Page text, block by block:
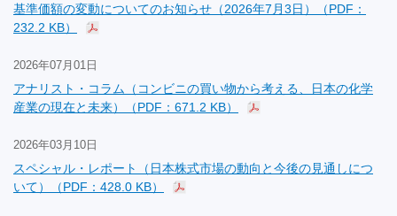
基準価額の変動についてのお知らせ（2026年7月3日）（PDF：
232.2 KB）
2026年07月01日
アナリスト・コラム（コンビニの買い物から考える、日本の化学
産業の現在と未来）（PDF：671.2 KB）
2026年03月10日
スペシャル・レポート（日本株式市場の動向と今後の見通しにつ
いて）（PDF：428.0 KB）